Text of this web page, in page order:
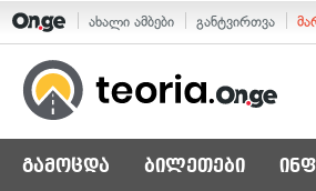
ახალი ამბები განტვირთვა
გამოცდა ბილეთები